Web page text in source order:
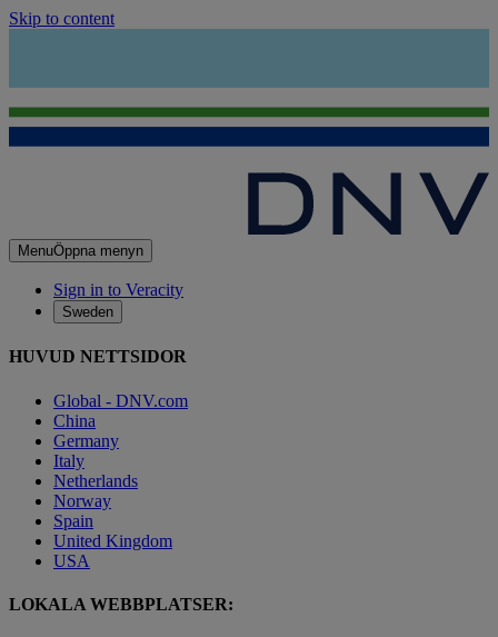
Skip to content
MenuÖppna menyn
Sign in to Veracity
Sweden
HUVUD NETTSIDOR
Global - DNV.com
China
Germany
Italy
Netherlands
Norway
Spain
United Kingdom
USA
LOKALA WEBBPLATSER: